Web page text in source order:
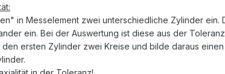
in Messelement zwei unterschiedliche Zylinder
ein. Bei der Auswertung ist diese aus der Toleranz
ersten Zylinder zwei Kreise und bilde daraus